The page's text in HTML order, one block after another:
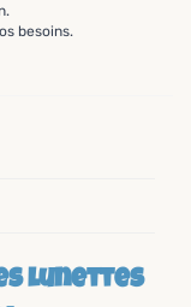
besoins.
lunettes